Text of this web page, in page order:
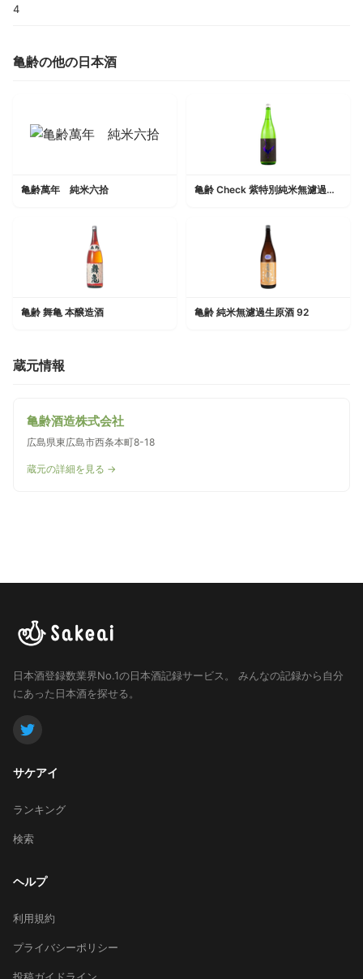
4
亀齢の他の日本酒
亀齢萬年 純米六拾 亀齢 Check 紫特別純米無濾過生原酒
亀齢 舞亀 本醸造酒 亀齢 純米無濾過生原酒 92
蔵元情報
亀齢酒造株式会社
広島県東広島市西条本町8-18
蔵元の詳細を見る →
日本酒登録数業界No.1の日本酒記録サービス。
みんなの記録から自分
にあった日本酒を探せる。
サケアイ
ランキング
検索
ヘルプ
利用規約
プライバシーポリシー
投稿ガイドライン